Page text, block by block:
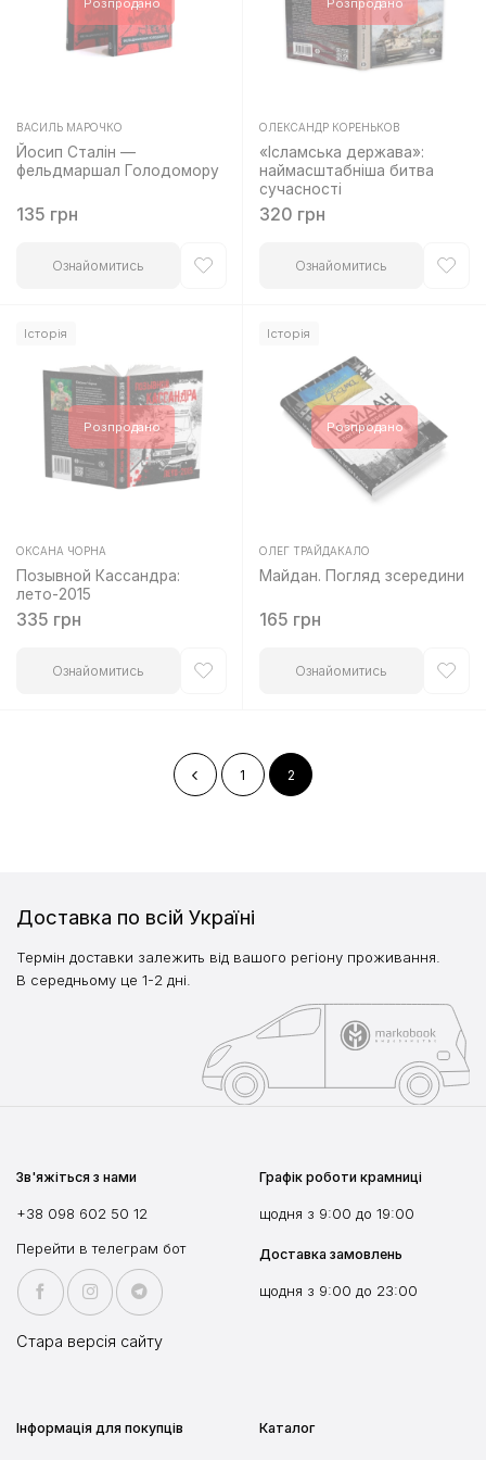
ВАСИЛЬ МАРОЧКО
0
з
Йосип Сталін —
фельдмаршал Голодомору
135 грн
Ознайомитись
ОЛЕКСАНДР КОРЕНЬКОВ
в
0
з
«Ісламська держава»:
наймасштабніша битва
сучасності
320 грн
Ознайомитись
Історія
Розпродано
ОКСАНА ЧОРНА
в
Позывной Кассандра:
лето-2015
335 грн
Ознайомитись
Історія
Розпродано
ОЛЕГ ТРАЙДАКАЛО
в
Майдан. Погляд зсередини
165 грн
Ознайомитись
1 2
Доставка по всій Україні
Термін доставки залежить від вашого регіону проживання.
В середньому це 1-2 дні.
Зв'яжіться з нами
+38 098 602 50 12
Перейти в телеграм бот
Стара версія сайту
Графік роботи крамниці
щодня з 9:00 до 19:00
Доставка замовлень
щодня з 9:00 до 23:00
Інформація для покупців Каталог